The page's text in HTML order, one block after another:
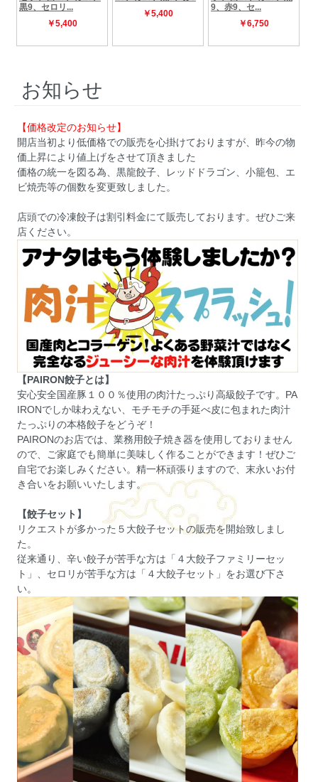
お知らせ
【価格改定のお知らせ】
開店当初より低価格での販売を心掛けておりますが、昨今の物
価上昇により値上げをさせて頂きました
価格の統一を図る為、黒龍餃子、レッドドラゴン、小籠包、エ
ビ焼売等の個数を変更致しました。
店頭での冷凍餃子は割引料金にて販売しております。ぜひご来
店ください。
【PAIRON餃子とは】
安心安全国産豚１００％使用の肉汁たっぷり高級餃子です。PA
IRONでしか味わえない、モチモチの手延べ皮に包まれた肉汁
たっぷりの本格餃子をどうぞ！
PAIRONのお店では、業務用餃子焼き器を使用しておりません
ので、ご家庭でも簡単に美味しく作ることができます！ぜひご
自宅でお楽しみください。精一杯頑張りますので、末永いお付
き合いをお願いいたします。
【餃子セット】
リクエストが多かった５大餃子セットの販売を開始致しまし
た。
従来通り、辛い餃子が苦手な方は「４大餃子ファミリーセッ
ト」、セロリが苦手な方は「４大餃子セット」をお選び下さ
い。